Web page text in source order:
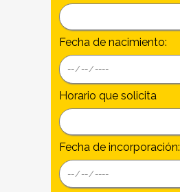
Fecha de nacimiento:
Horario que solicita
Fecha de incorporación: